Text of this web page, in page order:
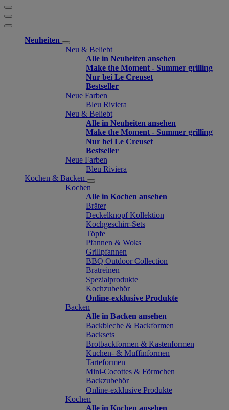
Neuheiten
Neu & Beliebt
Alle in Neuheiten ansehen
Make the Moment - Summer grilling
Nur bei Le Creuset
Bestseller
Neue Farben
Bleu Riviera
Neu & Beliebt
Alle in Neuheiten ansehen
Make the Moment - Summer grilling
Nur bei Le Creuset
Bestseller
Neue Farben
Bleu Riviera
Kochen & Backen
Kochen
Alle in Kochen ansehen
Bräter
Deckelknopf Kollektion
Kochgeschirr-Sets
Töpfe
Pfannen & Woks
Grillpfannen
BBQ Outdoor Collection
Bratreinen
Spezialprodukte
Kochzubehör
Online-exklusive Produkte
Backen
Alle in Backen ansehen
Backbleche & Backformen
Backsets
Brotbackformen & Kastenformen
Kuchen- & Muffinformen
Tarteformen
Mini-Cocottes & Förmchen
Backzubehör
Online-exklusive Produkte
Kochen
Alle in Kochen ansehen